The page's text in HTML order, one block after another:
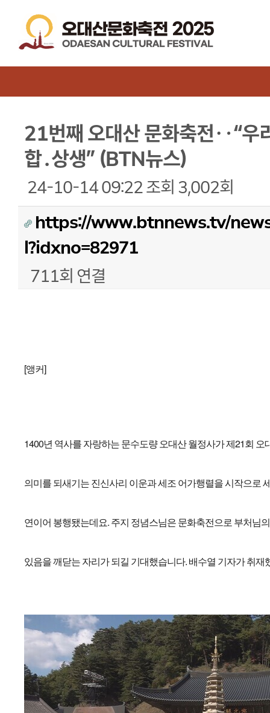
21번째 오대산 문화축전‥“우
합․상생” (BTN뉴스)
24-10-14 09:22조회 3,002회
https://www.btnnews.tv/
l?idxno=82971
711회 연결
[앵커]
1400년 역사를 자랑하는 문수도량 오대산 월정사가 제21회
의미를 되새기는 진신사리 이운과 세조 어가행렬을 시작으로
연이어 봉행됐는데요. 주지 정념스님은 문화축전으로 부처님
있음을 깨닫는 자리가 되길 기대했습니다. 배수열 기자가 취재